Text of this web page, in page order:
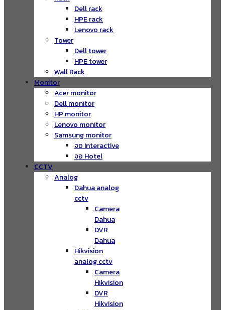
Dell rack
HPE rack
Lenovo rack
Tower
Dell tower
HPE tower
Wall Rack
Monitor
Acer monitor
Dell monitor
HP monitor
Lenovo monitor
Samsung monitor
จอ Interactive
จอ Hotel
CCTV
Analog
Dahua analog
cctv
Camera
Dahua
DVR
Dahua
Hikvision
analog cctv
Camera
Hikvision
DVR
Hikvision